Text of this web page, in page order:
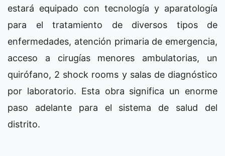
estará equipado con tecnología y aparatología
para el tratamiento de diversos tipos de
enfermedades, atención primaria de emergencia,
acceso a cirugías menores ambulatorias, un
quirófano, 2 shock rooms y salas de diagnóstico
por laboratorio. Esta obra significa un enorme
paso adelante para el sistema de salud del
distrito.